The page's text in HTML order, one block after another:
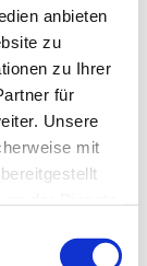
anbieten
zu
zu Ihrer
für
Unsere
mit